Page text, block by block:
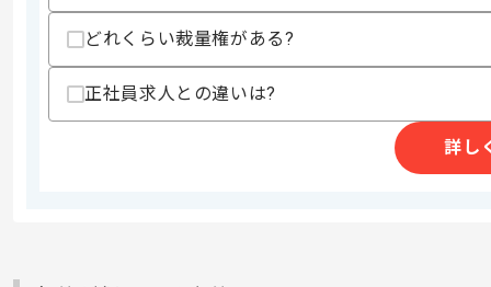
・Redmineなどを用いたチケット管理経
・ドキュメント作成経験
上記に似た経験やスキルをお持ちであれば申
どれくらい裁量権がある?
正社員求人との違いは?
詳し